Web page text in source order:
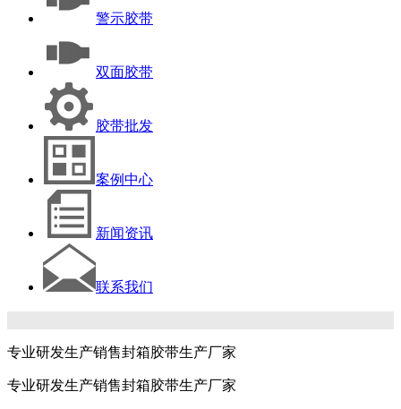
警示胶带
双面胶带
胶带批发
案例中心
新闻资讯
联系我们
专业研发生产销售封箱胶带生产厂家
专业研发生产销售封箱胶带生产厂家